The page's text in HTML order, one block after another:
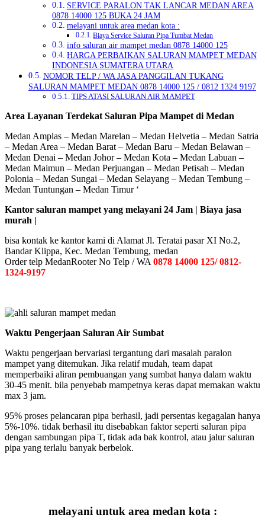
SERVICE PARALON TAK LANCAR MEDAN AREA
0878 14000 125 BUKA 24 JAM
melayani untuk area medan kota :
Biaya Service Saluran Pipa Tumbat Medan
info saluran air mampet medan 0878 14000 125
HARGA PERBAIKAN SALURAN MAMPET MEDAN
INDONESIA SUMATERA UTARA
NOMOR TELP / WA JASA PANGGILAN TUKANG
SALURAN MAMPET MEDAN 0878 14000 125 / 0812 1324 9197
TIPS ATASI SALURAN AIR MAMPET
Area Layanan Terdekat Saluran Pipa Mampet di Medan
Medan Amplas – Medan Marelan – Medan Helvetia – Medan Satria
– Medan Area – Medan Barat – Medan Baru – Medan Belawan –
Medan Denai – Medan Johor – Medan Kota – Medan Labuan –
Medan Maimun – Medan Perjuangan – Medan Petisah – Medan
Polonia – Medan Sungai – Medan Selayang – Medan Tembung –
Medan Tuntungan – Medan Timur ‘
Kantor saluran mampet yang melayani 24 Jam | Biaya jasa
murah |
bisa kontak ke kantor kami di Alamat Jl. Teratai pasar XI No.2,
Bandar Klippa, Kec. Medan Tembung, medan
Order telp MedanRooter No Telp / WA 0878 14000 125/ 0812-
1324-9197
Waktu Pengerjaan Saluran Air Sumbat
Waktu pengerjaan bervariasi tergantung dari masalah paralon
mampet yang ditemukan. Jika relatif mudah, team dapat
memperbaiki aliran pembuangan yang sumbat hanya dalam waktu
30-45 menit. bila penyebab mampetnya keras dapat memakan waktu
max 3 jam.
95% proses pelancaran pipa berhasil, jadi persentas kegagalan hanya
5%-10%. tidak berhasil itu disebabkan faktor seperti saluran pipa
dengan sambungan pipa T, tidak ada bak kontrol, atau jalur saluran
pipa yang terlalu banyak berbelok.
melayani untuk area medan kota :